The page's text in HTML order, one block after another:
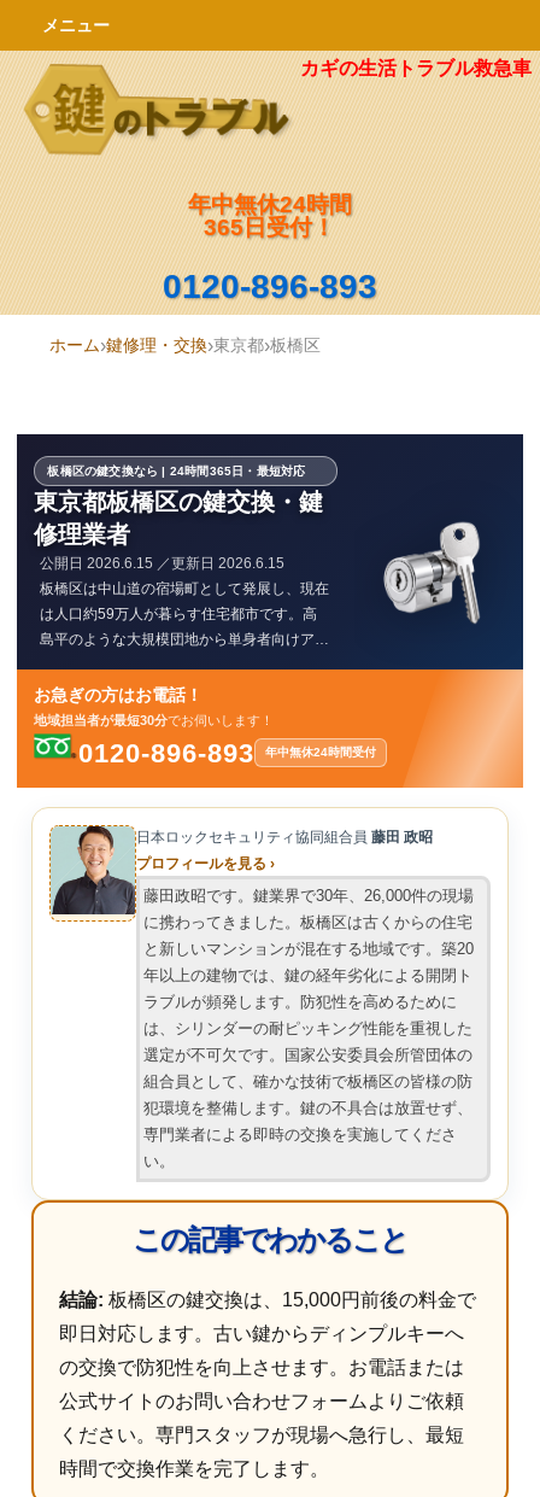
カギの生活トラブル救急車
年中無休24時間
365日受付！
0120-896-893
メニュー
ホーム 鍵修理・交換 東京都 板橋区
板橋区の鍵交換なら | 24時間365日・最短対応
東京都板橋区の鍵交換・鍵
修理業者
公開日2026.6.15 ／更新日2026.6.15
板橋区は中山道の宿場町として発展し、現在
は人口約59万人が暮らす住宅都市です。高
島平のような大規模団地から単身者向けアパ
伴う鍵交換の需要が年間を通じて安定してい
ます。特に古いギザギザしたディスクシリン
ダーから、ピッキング耐性の高いディンプル
キーへの交換依頼が全体の約6割を占めま
す。経年劣化による抜き差しの不具合や防犯
意識の向上を背景に、適切なシリンダー交換
を実施することで住宅の安全性を維持しま
す。板橋区内の住宅環境に適した鍵選定と、
専門知識に基づく迅速な施工が、居住者の生
活基盤を守る要となります。
お急ぎの方はお電話！
地域担当者が最短30分でお伺いします！
0120-896-893 年中無休24時間受付
日本ロックセキュリティ協同組合員 藤田 政昭
プロフィールを見る ›
藤田政昭です。鍵業界で30年、26,000件の現場
に携わってきました。板橋区は古くからの住宅
と新しいマンションが混在する地域です。築20
年以上の建物では、鍵の経年劣化による開閉ト
ラブルが頻発します。防犯性を高めるために
は、シリンダーの耐ピッキング性能を重視した
選定が不可欠です。国家公安委員会所管団体の
組合員として、確かな技術で板橋区の皆様の防
犯環境を整備します。鍵の不具合は放置せず、
専門業者による即時の交換を実施してくださ
い。
この記事でわかること
結論: 板橋区の鍵交換は、15,000円前後の料金で
即日対応します。古い鍵からディンプルキーへ
の交換で防犯性を向上させます。お電話または
公式サイトのお問い合わせフォームよりご依頼
ください。専門スタッフが現場へ急行し、最短
時間で交換作業を完了します。